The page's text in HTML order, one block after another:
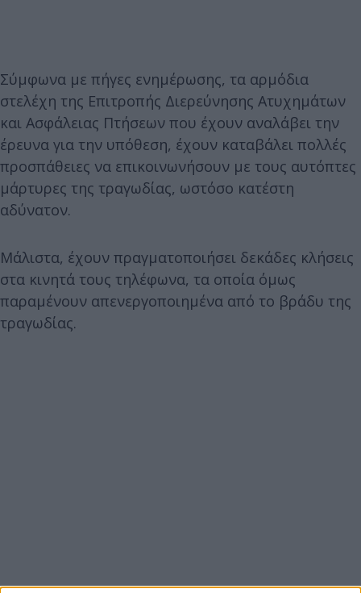
Σύμφωνα με πήγες ενημέρωσης, τα αρμόδια
στελέχη της Επιτροπής Διερεύνησης Ατυχημάτων
και Ασφάλειας Πτήσεων που έχουν αναλάβει την
έρευνα για την υπόθεση, έχουν καταβάλει πολλές
προσπάθειες να επικοινωνήσουν με τους αυτόπτες
μάρτυρες της τραγωδίας, ωστόσο κατέστη
αδύνατον.
Μάλιστα, έχουν πραγματοποιήσει δεκάδες κλήσεις
στα κινητά τους τηλέφωνα, τα οποία όμως
παραμένουν απενεργοποιημένα από το βράδυ της
τραγωδίας.